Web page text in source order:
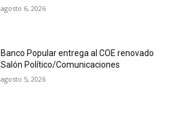
agosto 6, 2026
Banco Popular entrega al COE renovado
Salón Político/Comunicaciones
agosto 5, 2026